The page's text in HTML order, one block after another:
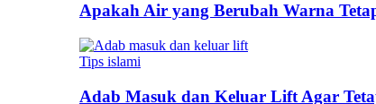
Apakah Air yang Berubah Warna
Tips islami
Adab Masuk dan Keluar Lift Agar